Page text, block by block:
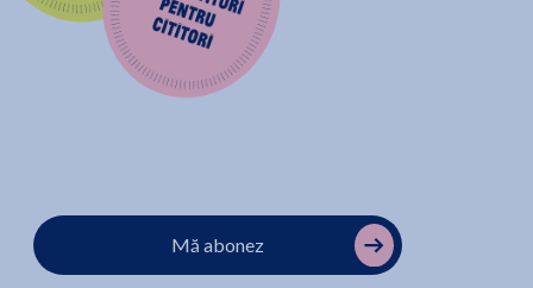
Mă abonez